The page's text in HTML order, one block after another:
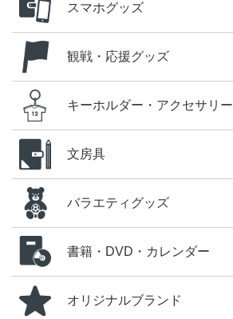
スマホグッズ
観戦・応援グッズ
キーホルダー・アクセサリー
文房具
バラエティグッズ
書籍・DVD・カレンダー
オリジナルブランド